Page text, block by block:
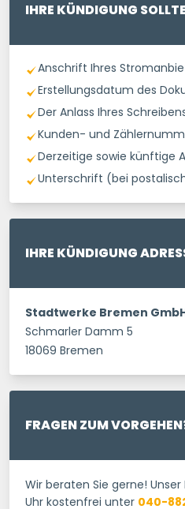
IHRE KÜNDIGUNG
Anschrift Ihres
Erstellungsdatum des
Der Anlass Ihres
Kunden- und
Derzeitige sowie künftige
Unterschrift (bei
IHRE KÜNDIGUNG
Stadtwerke Bremen
Schmarler Damm 5
18069 Bremen
FRAGEN ZUM
Wir beraten Sie gerne!
Uhr kostenfrei unter 040-